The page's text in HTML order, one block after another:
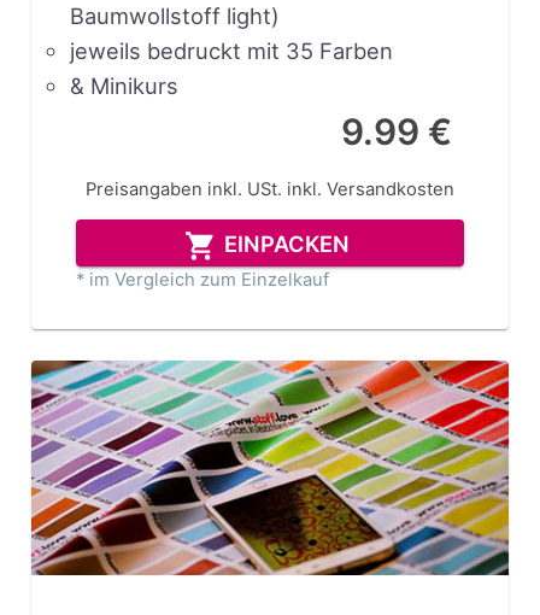
Baumwollstoff light)
jeweils bedruckt mit 35 Farben
& Minikurs
9.99 €
Preisangaben inkl. USt. inkl. Versandkosten
EINPACKEN
* im Vergleich zum Einzelkauf